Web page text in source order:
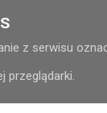
z serwisu
przeglądarki.